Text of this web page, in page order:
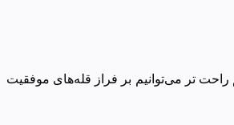
تر می‌توانیم بر فراز قله‌های موفقیت